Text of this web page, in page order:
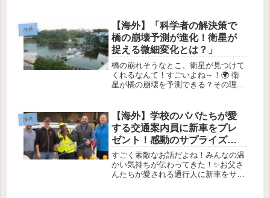
ちは、ただの美しい生き物ではなく、
自然界で重要な役割を果たしていま
す。...
海外
【海外】「科学者の解決策で
橋の崩壊予測が進化！衛星が
捉える微細変化とは？」
橋の崩れそうなとこ、衛星が見つけて
くれるなんて！すごいよね～！🌍 衛
星が橋の崩壊を予測できる？その理由
表されました！大学の科学者たちが、
衛星とレーダー技術を使って、橋の...
海外
【海外】学校のパパたちが愛
する交通案内員に新車をプレ
ゼント！感動のサプライズ物
語
すごく素敵なお話だよね！みんなの温
かい気持ちが伝わってきた！✨お父さ
んたちが愛される通行人に新車をサプ